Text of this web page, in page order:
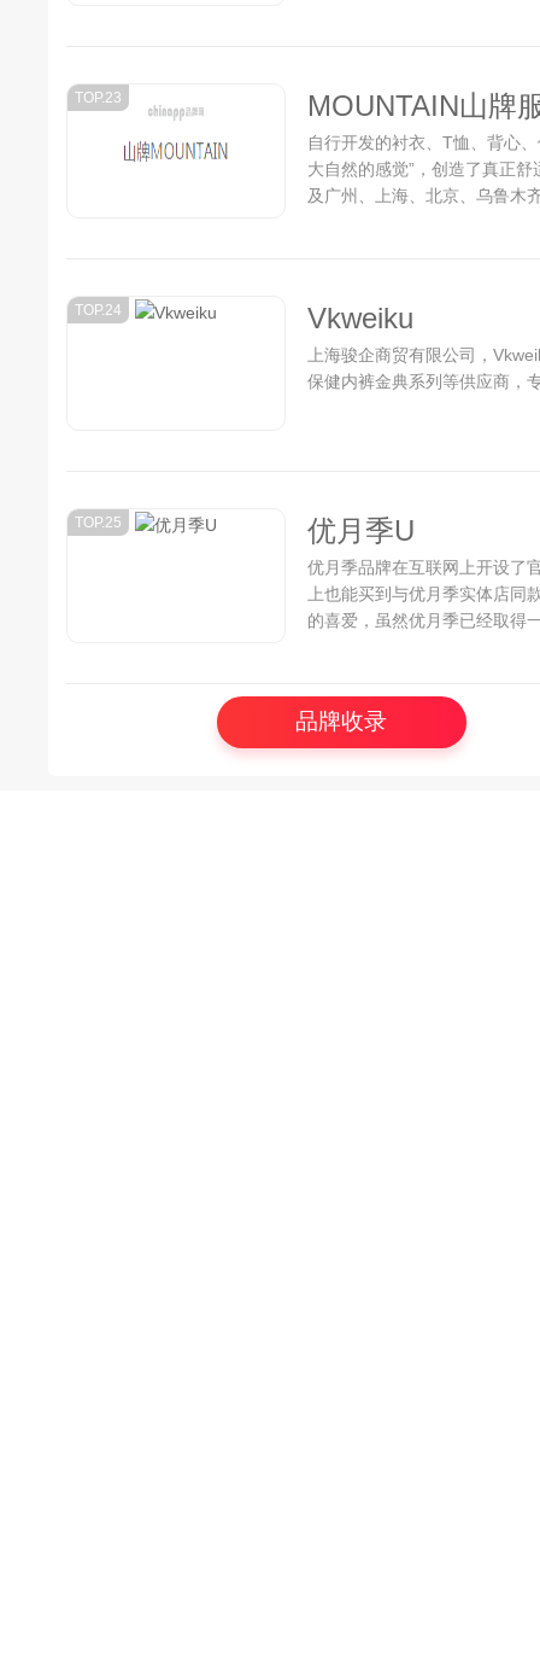
TOP.23 MOUNTAIN山牌
自行开发的衬衣、T恤、背心
大自然的感觉”，创造了真正
及广州、上海、北京、乌鲁木
TOP.24 Vkweiku
上海骏企商贸有限公司，
保健内裤金典系列等供应商，
TOP.25 优月季U
优月季品牌在互联网上开设了
上也能买到与优月季实体店同
的喜爱，虽然优月季已经取得
品牌收录